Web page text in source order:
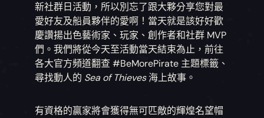
新社群日活動，所以別忘了跟大夥分享您對最
愛好友及船員夥伴的愛啊！當天就是該好好歡
慶讚揚出色藝術家、玩家、創作者和社群 MVP
們。我們將從今天至活動當天結束為止，前往
各大官方頻道翻查 #BeMorePirate 主題標籤、
尋找動人的 Sea of Thieves海上故事。
有資格的贏家將會獲得無可匹敵的輝煌名望帽